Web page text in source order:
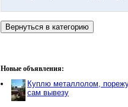
Новые объявления:
Куплю металлолом,
сам вывезу